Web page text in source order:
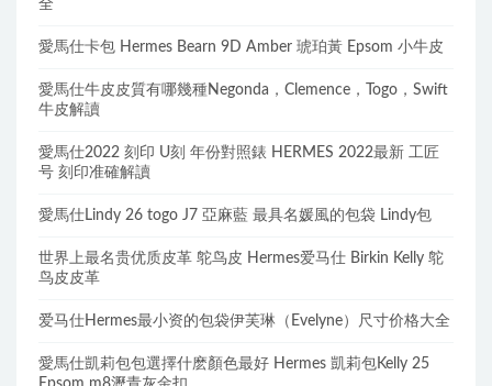
全
愛馬仕卡包 Hermes Bearn 9D Amber 琥珀黃 Epsom 小牛皮
愛馬仕牛皮皮質有哪幾種Negonda，Clemence，Togo，Swift
牛皮解讀
愛馬仕2022 刻印 U刻 年份對照錶 HERMES 2022最新 工匠
号 刻印准確解讀
愛馬仕Lindy 26 togo J7 亞麻藍 最具名媛風的包袋 Lindy包
世界上最名贵优质皮革 鸵鸟皮 Hermes爱马仕 Birkin Kelly 鸵
鸟皮皮革
爱马仕Hermes最小资的包袋伊芙琳（Evelyne）尺寸价格大全
愛馬仕凱莉包包選擇什麽顏色最好 Hermes 凱莉包Kelly 25